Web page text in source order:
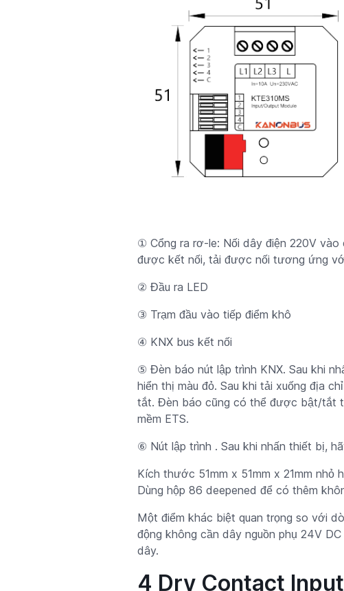
① Cổng ra rơ-le: Nối dây điện 220V vào
được kết nối, tải được nối tương ứng
② Đầu ra LED
③ Trạm đầu vào tiếp điểm khô
④ KNX bus kết nối
⑤ Đèn báo nút lập trình KNX. Sau khi
hiển thị màu đỏ. Sau khi tải xuống địa
tắt. Đèn báo cũng có thể được bật/tắt
mềm ETS.
⑥ Nút lập trình . Sau khi nhấn thiết bị,
Kích thước 51mm x 51mm x 21mm nhỏ
Dùng hộp 86 deepened để có thêm
Một điểm khác biệt quan trọng so với
động không cần dây nguồn phụ 24V
dây.
4 Dry Contact